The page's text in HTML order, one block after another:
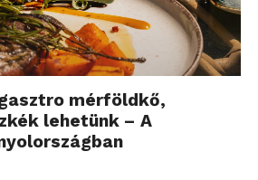
mérföldkő,
lehetünk – A